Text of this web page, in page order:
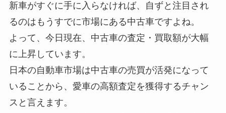
新車がすぐに手に入らなければ、自ずと注目され
るのは もうすでに市場にある中古車ですよね。
よって、今日現在、 中古車の査定・買取額が大幅
に上昇しています。
日本の自動車市場は中古車の売買が活発になって
いることから、愛車の高額査定を獲得するチャン
スと言えます。